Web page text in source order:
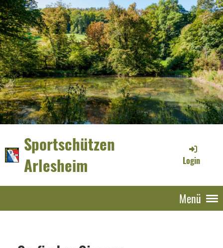
Sportschützen
Arlesheim
Login
Menü